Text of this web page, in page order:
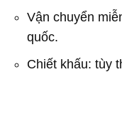
Vận chuyển
quốc.
Chiết khấu: tùy